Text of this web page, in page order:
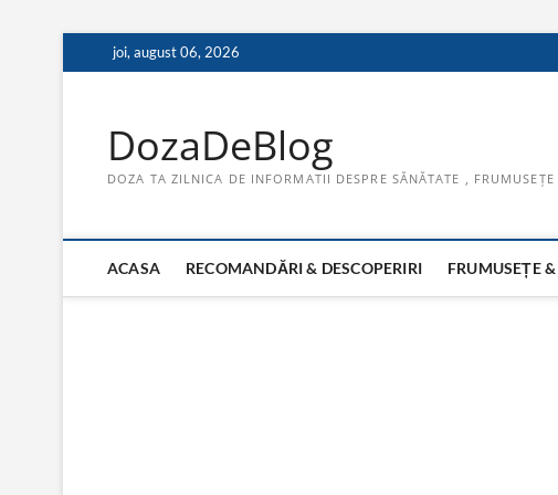
to
joi, august 06, 2026
DozaDeBlog
DOZA TA ZILNICA DE INFORMATII DESPRE SĂNĂTATE , FRUMUSEȚE
ACASA RECOMANDĂRI & DESCOPERIRI FRUMUSEȚE